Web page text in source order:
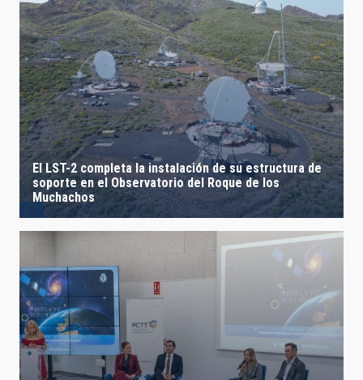
El LST-2 completa la instalación de su estructura de
soporte en el Observatorio del Roque de los
Muchachos